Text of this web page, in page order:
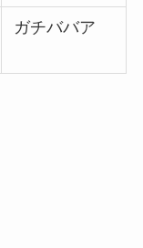
ガチババア